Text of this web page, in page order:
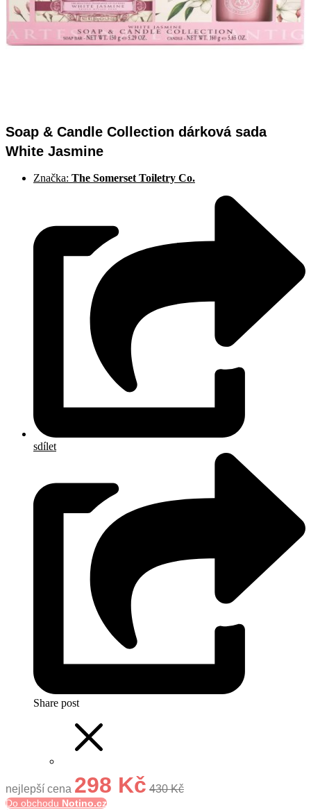
Soap & Candle Collection dárková sada
White Jasmine
Značka: The Somerset Toiletry Co.
sdílet
Share post
nejlepší cena 298 Kč 430 Kč
Do obchodu Notino.cz